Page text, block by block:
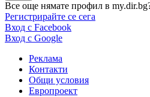
Все още нямате профил в
Регистрирайте се сега
Вход с Facebook
Вход с Google
Реклама
Контакти
Общи условия
Европроект